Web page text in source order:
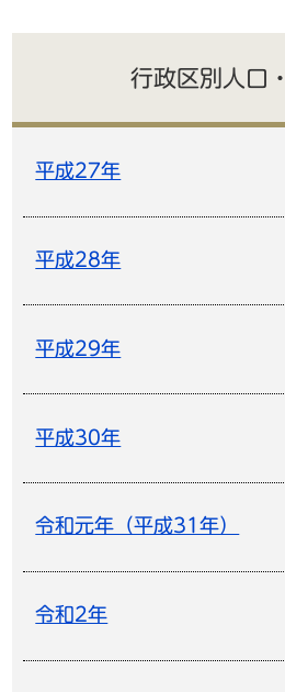
行政区別人口
平成27年
平成28年
平成29年
平成30年
令和元年（平成31年）
令和2年